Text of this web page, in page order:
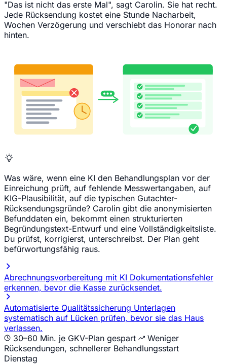
"Das ist nicht das erste Mal", sagt Carolin. Sie hat recht.
Jede Rücksendung kostet eine Stunde Nacharbeit,
Wochen Verzögerung und verschiebt das Honorar nach
hinten.
Was wäre, wenn eine KI den Behandlungsplan vor der
Einreichung prüft, auf fehlende Messwertangaben, auf
KIG-Plausibilität, auf die typischen Gutachter-
Rücksendungsgründe? Carolin gibt die anonymisierten
Befunddaten ein, bekommt einen strukturierten
Begründungstext-Entwurf und eine Vollständigkeitsliste.
Du prüfst, korrigierst, unterschreibst. Der Plan geht
befürwortungsfähig raus.
Abrechnungsvorbereitung mit KI Dokumentationsfehler
erkennen, bevor die Kasse zurücksendet.
Automatisierte Qualitätssicherung Unterlagen
systematisch auf Lücken prüfen, bevor sie das Haus
verlassen.
30–60 Min. je GKV-Plan gespart
Weniger
Rücksendungen, schnellerer Behandlungsstart
Dienstag